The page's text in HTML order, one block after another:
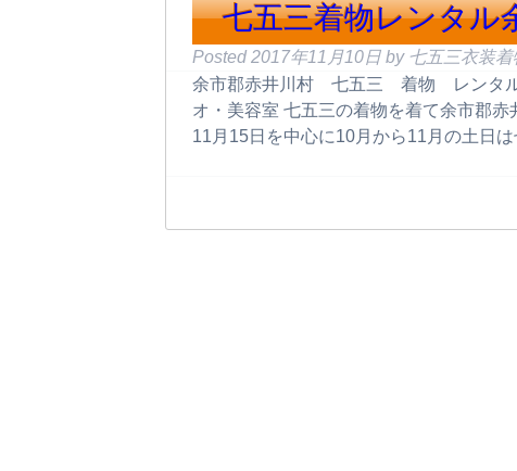
七五三着物レンタル
Posted 2017年11月10日 by 七五三衣装
余市郡赤井川村 七五三 着物 レンタル
オ・美容室 七五三の着物を着て余市郡
11月15日を中心に10月から11月の土日